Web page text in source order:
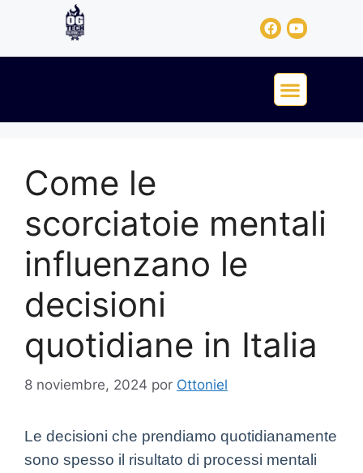
Come le
scorciatoie mentali
influenzano le
decisioni
quotidiane in Italia
8 noviembre, 2024 por Ottoniel
Le decisioni che prendiamo quotidianamente
sono spesso il risultato di processi mentali